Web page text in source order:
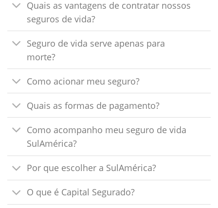
Quais as vantagens de contratar nossos
seguros de vida?
Seguro de vida serve apenas para
morte?
Como acionar meu seguro?
Quais as formas de pagamento?
Como acompanho meu seguro de vida
SulAmérica?
Por que escolher a SulAmérica?
O que é Capital Segurado?